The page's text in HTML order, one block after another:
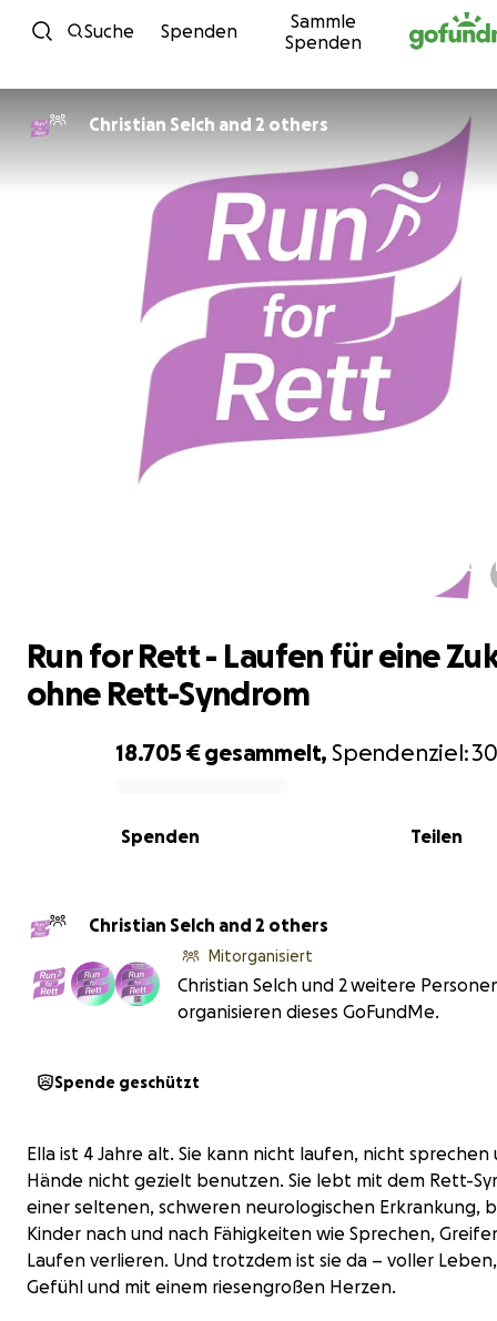
Zum Inhalt
Suche Spenden
Sammle
Spenden
Christian Selch and 2 others
Run for Rett - Laufen für eine
0% complete
18.705 € gesammelt, Spendenziel:
Teilen
Spenden
Run for Rett - Laufen für eine
ohne Rett-Syndrom
Christian Selch and 2 others
Mitorganisiert
Christian Selch und 2 weitere
organisieren dieses GoFundMe.
Spende geschützt
Ella ist 4 Jahre alt. Sie kann nicht laufen, nicht sprechen
Hände nicht gezielt benutzen. Sie lebt mit dem Rett-
einer seltenen, schweren neurologischen Erkrankung,
Kinder nach und nach Fähigkeiten wie Sprechen,
Laufen verlieren. Und trotzdem ist sie da – voller
Gefühl und mit einem riesengroßen Herzen.